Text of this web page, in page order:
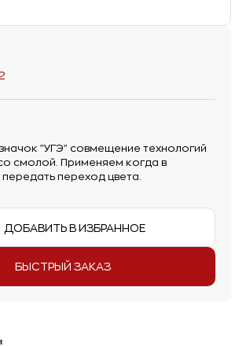
"УГЭ" совмещение технологий
смолой. Применяем когда в
переход цвета.
БЫСТРЫЙ ЗАКАЗ
ДОБАВИТЬ В ИЗБРАННОЕ